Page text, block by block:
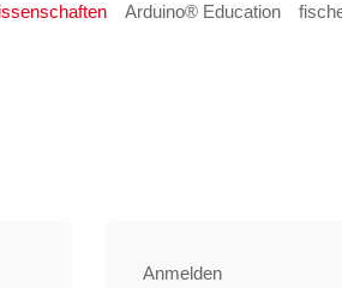
Arduino® Education
Anmelden